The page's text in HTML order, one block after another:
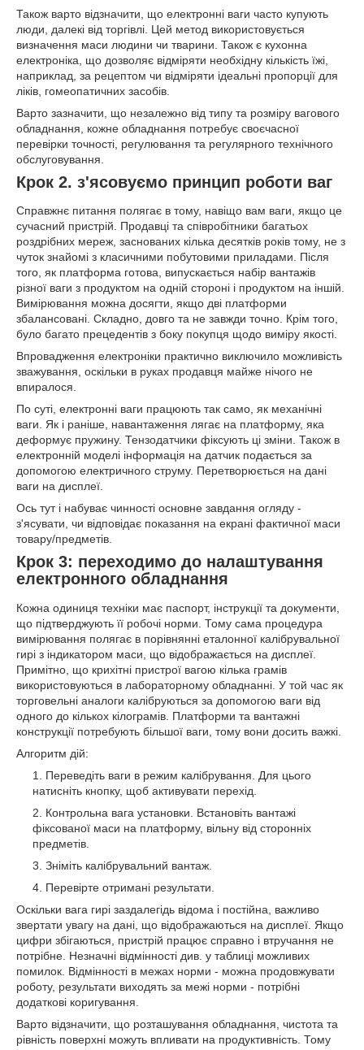
Також варто відзначити, що електронні ваги часто купують
люди, далекі від торгівлі. Цей метод використовується
визначення маси людини чи тварини. Також є кухонна
електроніка, що дозволяє відміряти необхідну кількість їжі,
наприклад, за рецептом чи відміряти ідеальні пропорції для
ліків, гомеопатичних засобів.
Варто зазначити, що незалежно від типу та розміру вагового
обладнання, кожне обладнання потребує своєчасної
перевірки точності, регулювання та регулярного технічного
обслуговування.
Крок 2. з'ясовуємо принцип роботи ваг
Справжнє питання полягає в тому, навіщо вам ваги, якщо це
сучасний пристрій. Продавці та співробітники багатьох
роздрібних мереж, заснованих кілька десятків років тому, не з
чуток знайомі з класичними побутовими приладами. Після
того, як платформа готова, випускається набір вантажів
різної ваги з продуктом на одній стороні і продуктом на іншій.
Вимірювання можна досягти, якщо дві платформи
збалансовані. Складно, довго та не завжди точно. Крім того,
було багато прецедентів з боку покупця щодо виміру якості.
Впровадження електроніки практично виключило можливість
зважування, оскільки в руках продавця майже нічого не
впиралося.
По суті, електронні ваги працюють так само, як механічні
ваги. Як і раніше, навантаження лягає на платформу, яка
деформує пружину. Тензодатчики фіксують ці зміни. Також в
електронній моделі інформація на датчик подається за
допомогою електричного струму. Перетворюється на дані
ваги на дисплеї.
Ось тут і набуває чинності основне завдання огляду -
з'ясувати, чи відповідає показання на екрані фактичної маси
товару/предметів.
Крок 3: переходимо до налаштування
електронного обладнання
Кожна одиниця техніки має паспорт, інструкції та документи,
що підтверджують її робочі норми. Тому сама процедура
вимірювання полягає в порівнянні еталонної калібрувальної
гирі з індикатором маси, що відображається на дисплеї.
Примітно, що крихітні пристрої вагою кілька грамів
використовуються в лабораторному обладнанні. У той час як
торговельні аналоги калібруються за допомогою ваги від
одного до кількох кілограмів. Платформи та вантажні
конструкції потребують більшої ваги, тому вони досить важкі.
Алгоритм дій:
Переведіть ваги в режим калібрування. Для цього
натисніть кнопку, щоб активувати перехід.
Контрольна вага установки. Встановіть вантажі
фіксованої маси на платформу, вільну від сторонніх
предметів.
Зніміть калібрувальний вантаж.
Перевірте отримані результати.
Оскільки вага гирі заздалегідь відома і постійна, важливо
звертати увагу на дані, що відображаються на дисплеї. Якщо
цифри збігаються, пристрій працює справно і втручання не
потрібне. Незначні відмінності див. у таблиці можливих
помилок. Відмінності в межах норми - можна продовжувати
роботу, результати виходять за межі норми - потрібні
додаткові коригування.
Варто відзначити, що розташування обладнання, чистота та
рівність поверхні можуть впливати на продуктивність. Тому